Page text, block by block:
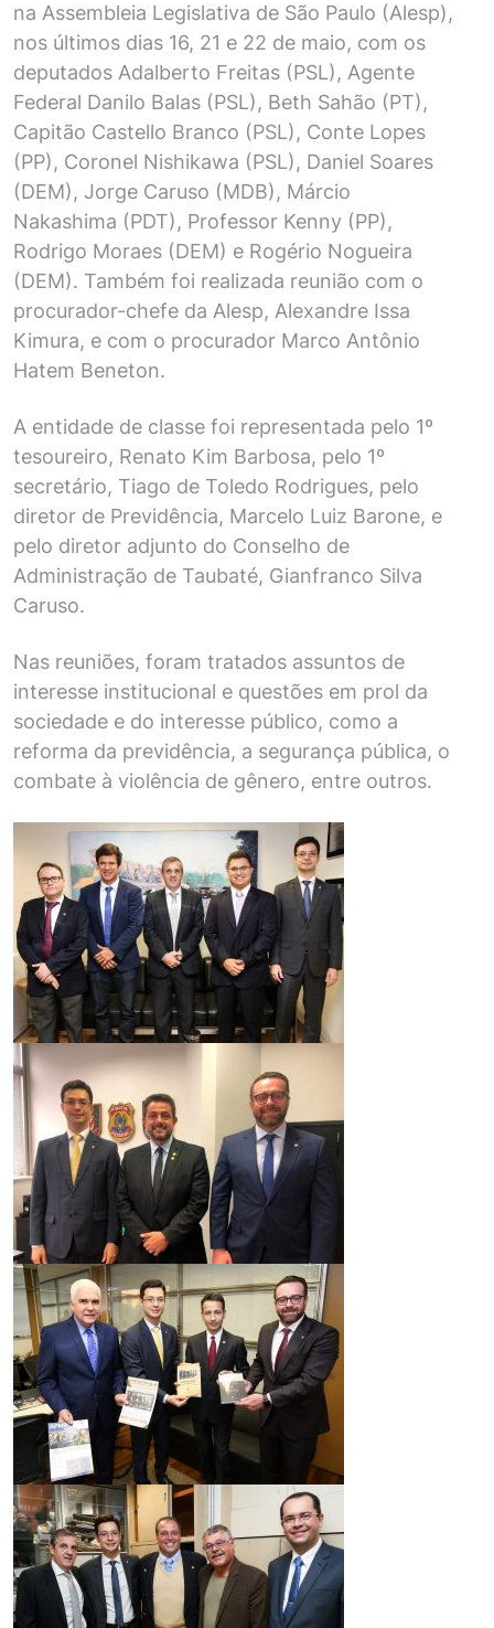
na Assembleia Legislativa de São Paulo (Alesp),
nos últimos dias 16, 21 e 22 de maio, com os
deputados Adalberto Freitas (PSL), Agente
Federal Danilo Balas (PSL), Beth Sahão (PT),
Capitão Castello Branco (PSL), Conte Lopes
(PP), Coronel Nishikawa (PSL), Daniel Soares
(DEM), Jorge Caruso (MDB), Márcio
Nakashima (PDT), Professor Kenny (PP),
Rodrigo Moraes (DEM) e Rogério Nogueira
(DEM). Também foi realizada reunião com o
procurador-chefe da Alesp, Alexandre Issa
Kimura, e com o procurador Marco Antônio
Hatem Beneton.
A entidade de classe foi representada pelo 1º
tesoureiro, Renato Kim Barbosa, pelo 1º
secretário, Tiago de Toledo Rodrigues, pelo
diretor de Previdência, Marcelo Luiz Barone, e
pelo diretor adjunto do Conselho de
Administração de Taubaté, Gianfranco Silva
Caruso.
Nas reuniões, foram tratados assuntos de
interesse institucional e questões em prol da
sociedade e do interesse público, como a
reforma da previdência, a segurança pública, o
combate à violência de gênero, entre outros.